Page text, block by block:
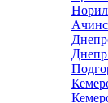
Днепр